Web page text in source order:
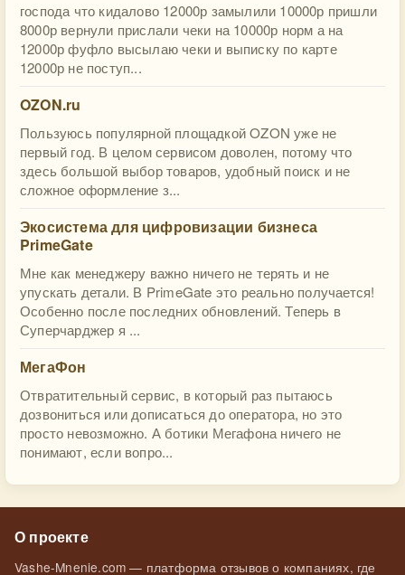
господа что кидалово 12000р замылили 10000р пришли
8000р вернули прислали чеки на 10000р норм а на
12000р фуфло высылаю чеки и выписку по карте
12000р не поступ...
OZON.ru
Пользуюсь популярной площадкой OZON уже не
первый год. В целом сервисом доволен, потому что
здесь большой выбор товаров, удобный поиск и не
сложное оформление з...
Экосистема для цифровизации бизнеса
PrimeGate
Мне как менеджеру важно ничего не терять и не
упускать детали. В PrimeGate это реально получается!
Особенно после последних обновлений. Теперь в
Суперчарджер я ...
МегаФон
Отвратительный сервис, в который раз пытаюсь
дозвониться или дописаться до оператора, но это
просто невозможно. А ботики Мегафона ничего не
понимают, если вопро...
О проекте
Vashe-Mnenie.com — платформа отзывов о компаниях, где